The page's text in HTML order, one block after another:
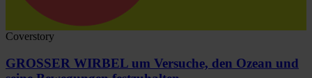
Coverstory
GROSSER WIRBEL um Versuche, den Ozean und